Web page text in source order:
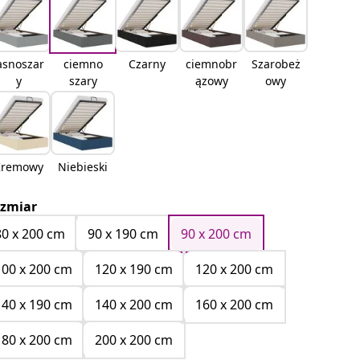
y
ciemno
szary
Czarny
ciemnobr
ązowy
Szarobeż
owy
Niebieski
x 200 cm
90 x 190 cm
90 x 200 cm
x 200 cm
120 x 190 cm
120 x 200 cm
x 190 cm
140 x 200 cm
160 x 200 cm
x 200 cm
200 x 200 cm